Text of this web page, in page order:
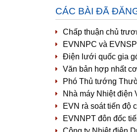
CÁC BÀI ĐÃ
Chấp thuận chủ
EVNNPC và
Điện lưới quốc gia
Văn bản hợp nhất
Phó Thủ tướng
Nhà máy Nhiệt điện
EVN rà soát tiến độ
EVNNPT đôn đốc